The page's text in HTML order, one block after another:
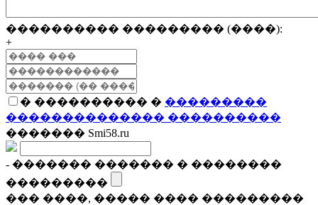
���������� ��������� (����):
+
� ���������� � ���������
�������������� ����������
������� Smi58.ru
- ������� ������� � ��������
���������
��� ����, ����� ���� ���������